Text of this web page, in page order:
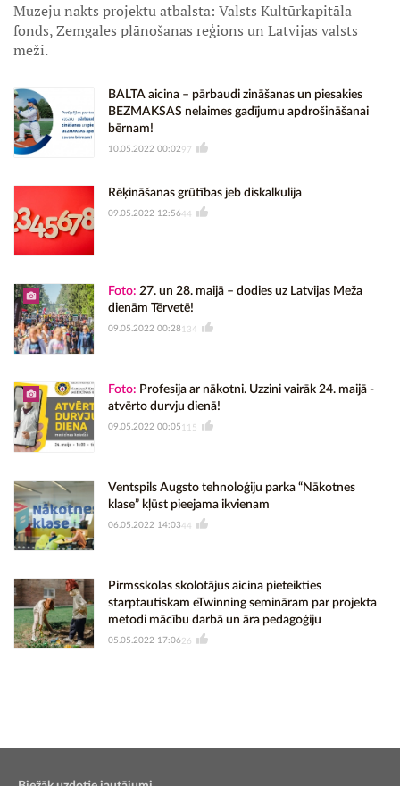
Muzeju nakts projektu atbalsta: Valsts Kultūrkapitāla
fonds, Zemgales plānošanas reģions un Latvijas valsts
meži.
BALTA aicina – pārbaudi zināšanas un piesakies
BEZMAKSAS nelaimes gadījumu apdrošināšanai
bērnam!
10.05.2022 00:02 97
Rēķināšanas grūtības jeb diskalkulija
09.05.2022 12:5644
Foto: 27. un 28. maijā – dodies uz Latvijas Meža
dienām Tērvetē!
09.05.2022 00:28 134
Foto: Profesija ar nākotni. Uzzini vairāk 24. maijā -
atvērto durvju dienā!
09.05.2022 00:05 115
Ventspils Augsto tehnoloģiju parka “Nākotnes
klase” kļūst pieejama ikvienam
06.05.2022 14:0344
Pirmsskolas skolotājus aicina pieteikties
starptautiskam eTwinning semināram par projekta
metodi mācību darbā un āra pedagoģiju
05.05.2022 17:0626